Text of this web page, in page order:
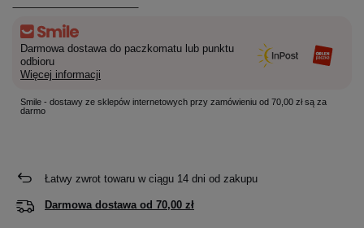
Darmowa dostawa do paczkomatu lub punktu
odbioru
Więcej informacji
Smile - dostawy ze sklepów internetowych przy zamówieniu od 70,00 zł są za
darmo
Łatwy zwrot towaru w ciągu 14 dni od zakupu
Darmowa dostawa od 70,00 zł